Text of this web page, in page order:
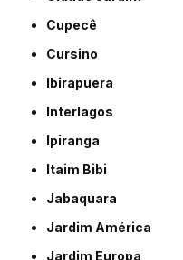
Cupecê
Cursino
Ibirapuera
Interlagos
Ipiranga
Itaim Bibi
Jabaquara
Jardim América
Jardim Europa